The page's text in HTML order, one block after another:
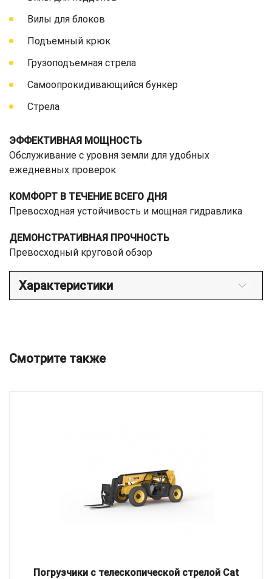
Вилы для блоков
Подъемный крюк
Грузоподъемная стрела
Самоопрокидивающийся бункер
Стрела
ЭФФЕКТИВНАЯ МОЩНОСТЬ
Обслуживание с уровня земли для удобных
ежедневных проверок
КОМФОРТ В ТЕЧЕНИЕ ВСЕГО ДНЯ
Превосходная устойчивость и мощная гидравлика
ДЕМОНСТРАТИВНАЯ ПРОЧНОСТЬ
Превосходный круговой обзор
Характеристики
Смотрите также
Погрузчики с телескопической стрелой Cat